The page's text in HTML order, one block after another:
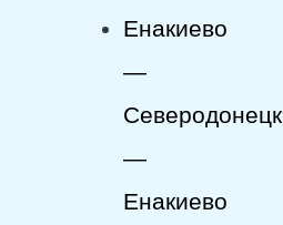
Енакиево
—
Северодонецк
—
Енакиево